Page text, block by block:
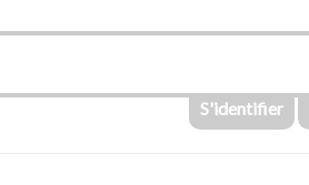
S'identifier